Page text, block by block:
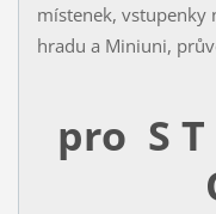
místenek, vstupenky
hradu a Miniuni,
pro S T